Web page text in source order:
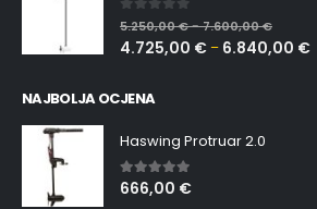
0 out of 5
5.250,00€–7.600,00€
4.725,00 € – 6.840,00 €
NAJBOLJA OCJENA
Haswing Protruar 2.0
5.00 out of 5
666,00 €